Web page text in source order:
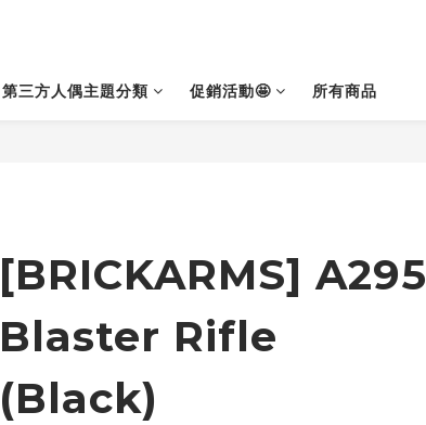
第三方人偶主題分類 促銷活動🤩 所有商品
[BRICKARMS] A295
Blaster Rifle
(Black)